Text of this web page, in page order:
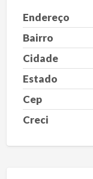
Endereço
Bairro
Cidade
Estado
Cep
Creci